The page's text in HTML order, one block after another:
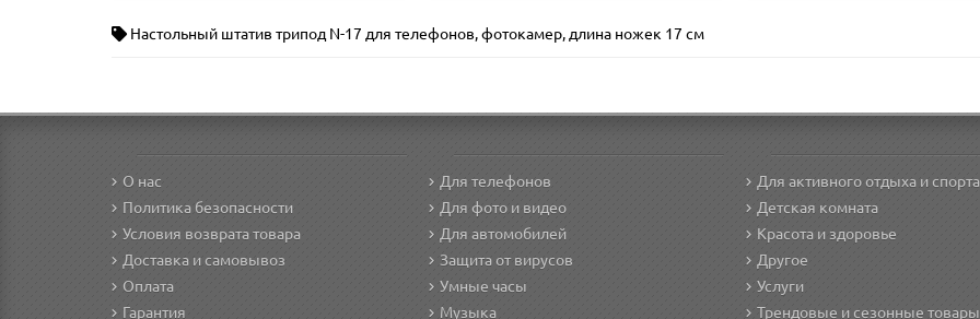
Настольный штатив трипод N-17 для телефонов,фотокамер, длина ножек 17 см
О нас
Политика безопасности
Условия возврата товара
Доставка и самовывоз
Оплата
Гарантия
Для телефонов
Для фото и видео
Для автомобилей
Защита от вирусов
Умные часы
Музыка
Для активного отдыха и спорта
Детская комната
Красота и здоровье
Другое
Услуги
Трендовые и сезонные товары